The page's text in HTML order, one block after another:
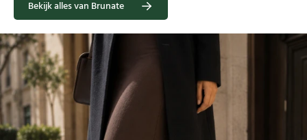
Bekijk alles van Brunate